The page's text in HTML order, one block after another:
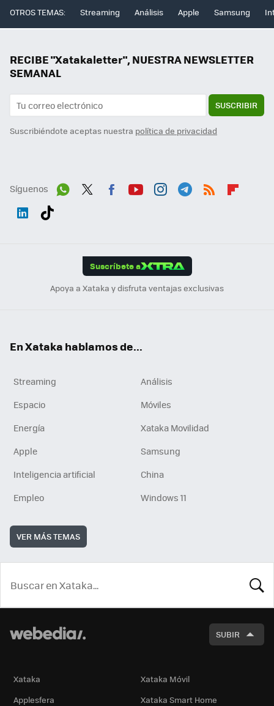
OTROS TEMAS: Streaming Análisis Apple Samsung
RECIBE "Xatakaletter", NUESTRA NEWSLETTER
SEMANAL
SUSCRIBIR
Suscribiéndote aceptas nuestra política de privacidad
Síguenos
Suscríbete a
Apoya a Xataka y disfruta ventajas exclusivas
En Xataka hablamos de...
Streaming
Análisis
Espacio
Móviles
Energía
Xataka Movilidad
Apple
Samsung
Inteligencia artificial
China
Empleo
Windows 11
VER MÁS TEMAS
SUBIR
Xataka
Xataka Móvil
Applesfera
Xataka Smart Home